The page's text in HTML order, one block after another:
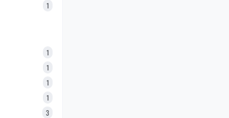
1
1
1
1
1
3